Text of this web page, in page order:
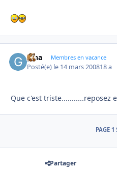
gina Membres en vacance
Posté(e) le 14 mars 200818 a
Que c'est triste...........reposez
PAGE 1
Partager